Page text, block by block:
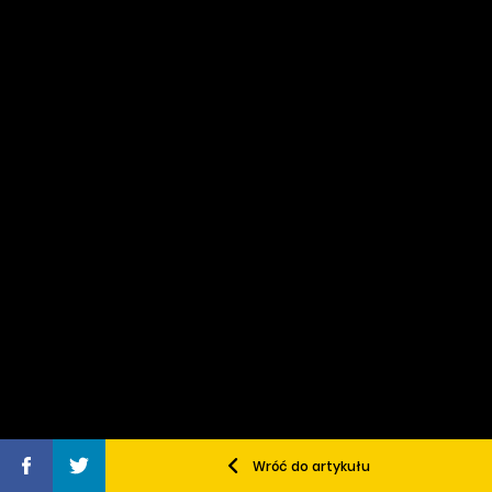
Wróć do artykułu